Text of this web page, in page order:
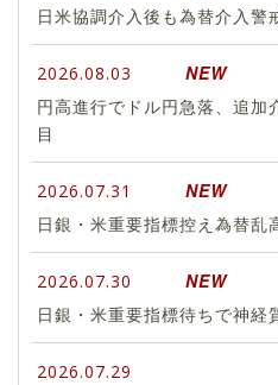
日米協調介入後も為替介入警
2026.08.03 NEW
円高進行でドル円急落、追加
目
2026.07.31 NEW
日銀・米重要指標控え為替乱
2026.07.30 NEW
日銀・米重要指標待ちで神経
2026.07.29